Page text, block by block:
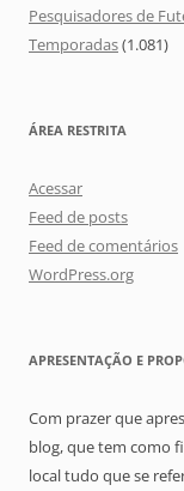
Pesquisadores de
Temporadas(1.081)
ÁREA RESTRITA
Acessar
Feed de posts
Feed de comentários
WordPress.org
APRESENTAÇÃO E
Com prazer que
blog, que tem como
local tudo que se